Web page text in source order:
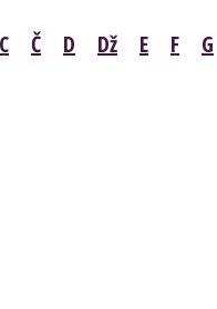
C Č D Dž E F G